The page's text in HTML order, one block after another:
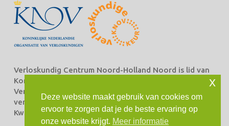
Verloskundig Centrum Noord-Holland Noord is lid van
Koninklijke Nederlandse Organisatie van
Verloskundigen Beroepsorganisatie van en voor
verloskundigen (KNOV) en staat ingeschreven bij het
Kwaliteitsregister Verloskundingen.
Deze website maakt gebruik van cookies om
ervoor te zorgen dat je de beste ervaring op
onze website krijgt. Meer informatie
x